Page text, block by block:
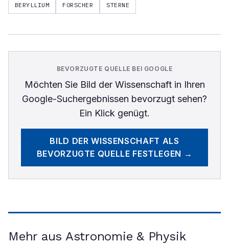
BERYLLIUM FORSCHER STERNE
BEVORZUGTE QUELLE BEI GOOGLE
Möchten Sie Bild der Wissenschaftin Ihren
Google-Suchergebnissen bevorzugt sehen?
Ein Klick genügt.
BILD DER WISSENSCHAFT ALS
BEVORZUGTE QUELLE FESTLEGEN →
Mehr aus Astronomie & Physik